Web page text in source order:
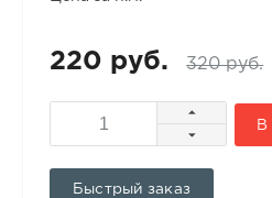
220 руб. 320 руб.
В
Быстрый заказ